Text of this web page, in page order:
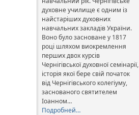
духовне училище є одним із
найстаріших духовних
навчальних закладів України.
Воно було засноване у 1817
році шляхом виокремлення
перших двох курсів
Чернігівської духовної семінарії,
історія якої бере свій початок
від Чернігівського колегіуму,
заснованого святителем
Іоанном…
Подробней…